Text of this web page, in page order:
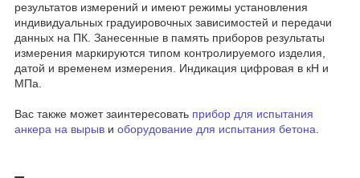
результатов измерений и имеют режимы установления
индивидуальных градуировочных зависимостей и передачи
данных на ПК. Занесенные в память приборов результаты
измерения маркируются типом контролируемого изделия,
датой и временем измерения. Индикация цифровая в кН и
МПа.
Вас также может заинтересовать прибор для испытания
анкера на вырыв и оборудование для испытания бетона.